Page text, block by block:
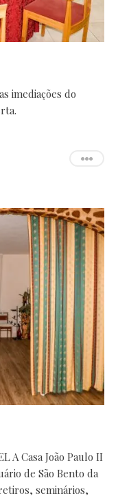
imediações do
A Casa João Paulo II
de São Bento da
seminários,